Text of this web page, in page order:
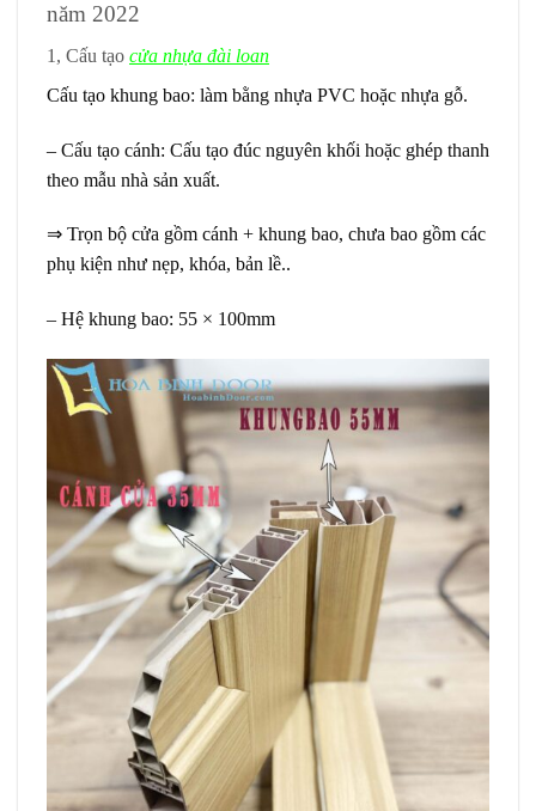
năm 2022
1, Cấu tạo cửa nhựa đài loan
Cấu tạo khung bao: làm bằng nhựa PVC hoặc nhựa gỗ.
– Cấu tạo cánh: Cấu tạo đúc nguyên khối hoặc ghép thanh
theo mẫu nhà sản xuất.
⇒ Trọn bộ cửa gồm cánh + khung bao, chưa bao gồm các
phụ kiện như nẹp, khóa, bản lề..
– Hệ khung bao: 55 × 100mm